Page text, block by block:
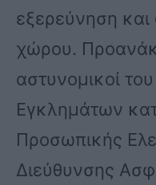
εξερεύνηση
χώρου.
αστυνομικοί
Εγκλημάτων
Προσωπικής
Διεύθυνσης